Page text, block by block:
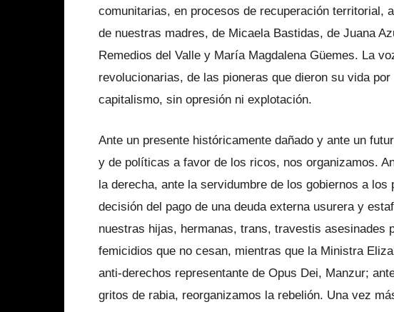
comunitarias, en procesos de recuperación territorial,
de nuestras madres, de Micaela Bastidas, de Juana
Remedios del Valle y María Magdalena Güemes. La
revolucionarias, de las pioneras que dieron su vida
capitalismo, sin opresión ni explotación.
Ante un presente históricamente dañado y ante un
y de políticas a favor de los ricos, nos organizamos.
la derecha, ante la servidumbre de los gobiernos a
decisión del pago de una deuda externa usurera y
nuestras hijas, hermanas, trans, travestis asesinades
femicidios que no cesan, mientras que la Ministra
anti-derechos representante de Opus Dei, Manzur;
gritos de rabia, reorganizamos la rebelión. Una vez